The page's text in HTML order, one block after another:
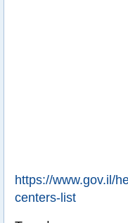
https://www.gov.il/
centers-list